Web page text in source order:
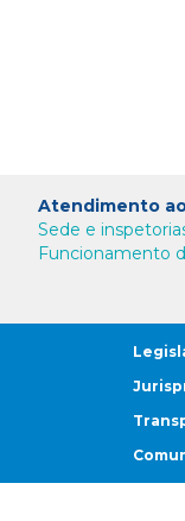
Atendimento
Sede e
Funcionamento